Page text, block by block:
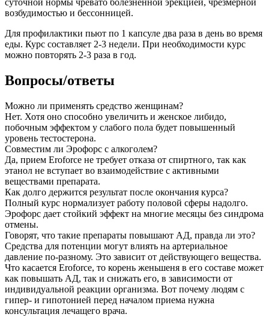
суточной нормы чревато болезненной эрекцией, чрезмерной
возбудимостью и бессонницей.
Для профилактики пьют по 1 капсуле два раза в день во время
еды. Курс составляет 2-3 недели. При необходимости курс
можно повторять 2-3 раза в год.
Вопросы/ответы
Можно ли применять средство женщинам?
Нет. Хотя оно способно увеличить и женское либидо,
побочным эффектом у слабого пола будет повышенный
уровень тестостерона.
Совместим ли Эрофорс с алкоголем?
Да, прием Eroforce не требует отказа от спиртного, так как
этанол не вступает во взаимодействие с активными
веществами препарата.
Как долго держится результат после окончания курса?
Полный курс нормализует работу половой сферы надолго.
Эрофорс дает стойкий эффект на многие месяцы без синдрома
отмены.
Говорят, что такие препараты повышают АД, правда ли это?
Средства для потенции могут влиять на артериальное
давление по-разному. Это зависит от действующего вещества.
Что касается Eroforce, то корень женьшеня в его составе может
как повышать АД, так и снижать его, в зависимости от
индивидуальной реакции организма. Вот почему людям с
гипер- и гипотонией перед началом приема нужна
консультация лечащего врача.